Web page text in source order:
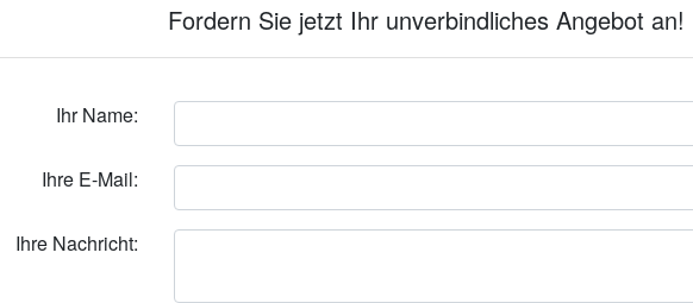
Fordern Sie jetzt Ihr unverbindliches Angebot an!
Ihr Name:
Ihre E-Mail:
Ihre Nachricht: